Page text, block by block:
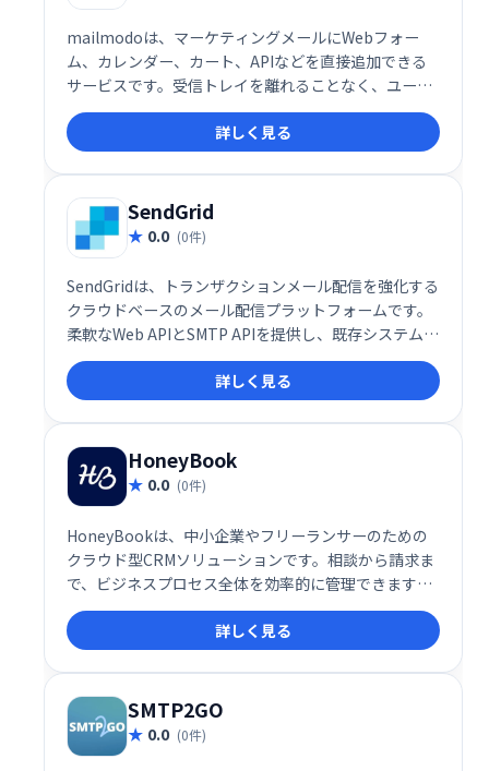
mailmodoは、マーケティングメールにWebフォー
ム、カレンダー、カート、APIなどを直接追加できる
サービスです。受信トレイを離れることなく、ユーザ
ーはメール内で必要なアクションを実行できます。こ
れにより、エンゲージメントの向上とコンバージョン
率の改善に貢献します。顧客体験をスムーズにし、効
率的なマーケティングを実現しましょう。
詳しく見る
SendGrid
0.0 (0件)
SendGridは、トランザクションメール配信を強化する
クラウドベースのメール配信プラットフォームです。
柔軟なWeb APIとSMTP APIを提供し、既存システムと
の容易な統合を実現します。スケーラブルなインフラ
ストラクチャにより、大量のメール送信にも対応可
能。数分で稼働開始でき、ビジネスの成長をサポート
します。
詳しく見る
HoneyBook
0.0 (0件)
HoneyBookは、中小企業やフリーランサーのための
クラウド型CRMソリューションです。相談から請求ま
で、ビジネスプロセス全体を効率的に管理できます。
プロジェクト管理、顧客予約、請求書発行、オンライ
ン契約、支払い管理など、ビジネスに必要な機能をワ
ンストップで提供。スムーズなワークフローを実現
し、生産性を向上させます。
詳しく見る
SMTP2GO
0.0 (0件)